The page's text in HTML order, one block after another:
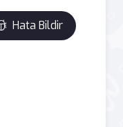
Hata Bildir